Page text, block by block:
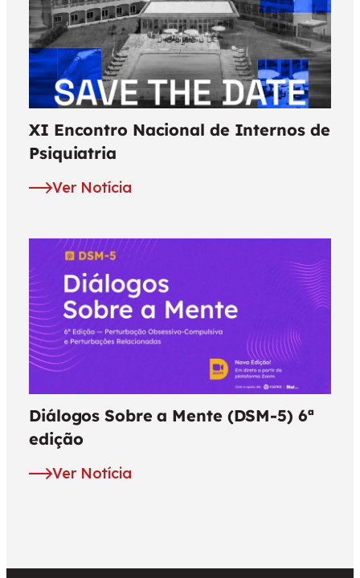
XI Encontro Nacional de Internos de
Psiquiatria
Ver Notícia
Diálogos Sobre a Mente (DSM-5) 6ª
edição
Ver Notícia